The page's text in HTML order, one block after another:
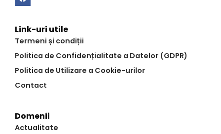
Link-uri utile
Termeni și condiții
Politica de Confidențialitate a Datelor (GDPR)
Politica de Utilizare a Cookie-urilor
Contact
Domenii
Actualitate